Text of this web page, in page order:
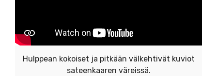
Hulppean kokoiset ja pitkään välkehtivät kuviot
sateenkaaren väreissä.